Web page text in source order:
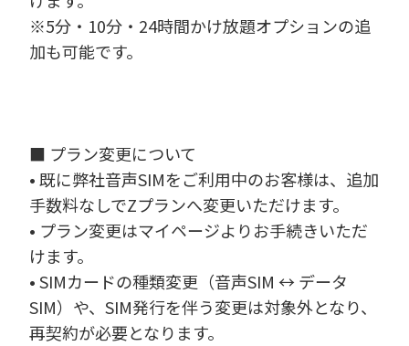
※5分・10分・24時間かけ放題オプションの追
加も可能です。
■ プラン変更について
• 既に弊社音声SIMをご利用中のお客様は、追加
手数料なしでZプランへ変更いただけます。
• プラン変更はマイページよりお手続きいただ
けます。
• SIMカードの種類変更（音声SIM ↔ データ
SIM）や、SIM発行を伴う変更は対象外となり、
再契約が必要となります。